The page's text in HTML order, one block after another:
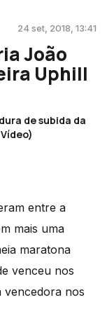
24 set, 2018, 13:41
João
Uphill
de subida da
entre a
mais uma
maratona
venceu nos
vencedora nos